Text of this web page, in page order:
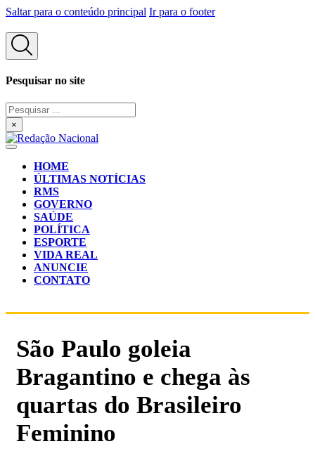
Saltar para o conteúdo principal Ir para o footer
Pesquisar no site
Pesquisar
...×
HOME
ÚLTIMAS NOTÍCIAS
RMS
GOVERNO
SAÚDE
POLÍTICA
ESPORTE
VIDA REAL
ANUNCIE
CONTATO
São Paulo goleia
Bragantino e chega às
quartas do Brasileiro
Feminino